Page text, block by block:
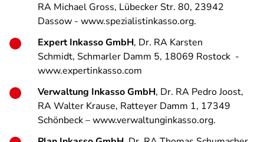
RA Michael Gross, Lübecker Str. 80, 23942
Dassow - www.spezialistinkasso.org.
Expert Inkasso GmbH, Dr. RA Karsten
Schmidt, Schmarler Damm 5, 18069 Rostock -
www.expertinkasso.com
Verwaltung Inkasso GmbH, Dr. RA Pedro Joost,
RA Walter Krause, Ratteyer Damm 1, 17349
Schönbeck – www.verwaltunginkasso.org.